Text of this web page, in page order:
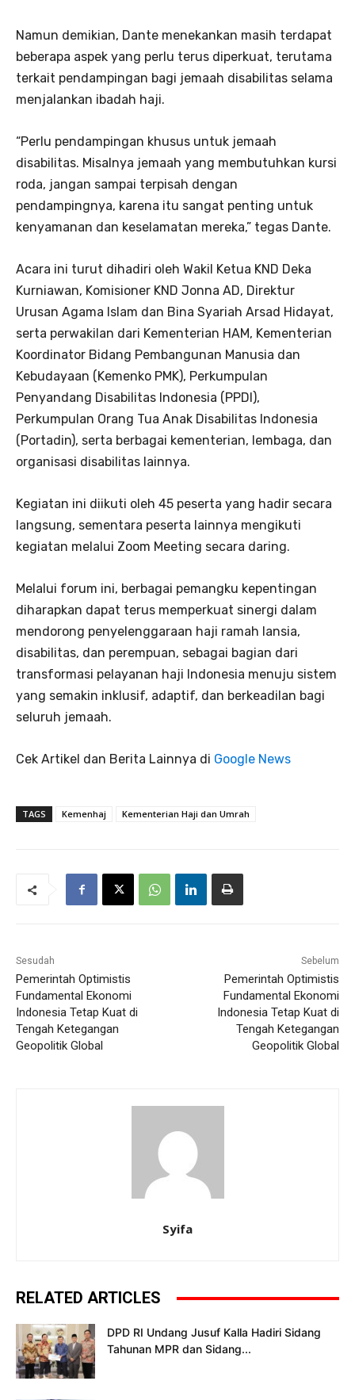
Namun demikian, Dante menekankan masih terdapat
beberapa aspek yang perlu terus diperkuat, terutama
terkait pendampingan bagi jemaah disabilitas selama
menjalankan ibadah haji.
“Perlu pendampingan khusus untuk jemaah
disabilitas. Misalnya jemaah yang membutuhkan kursi
roda, jangan sampai terpisah dengan
pendampingnya, karena itu sangat penting untuk
kenyamanan dan keselamatan mereka,” tegas Dante.
Acara ini turut dihadiri oleh Wakil Ketua KND Deka
Kurniawan, Komisioner KND Jonna AD, Direktur
Urusan Agama Islam dan Bina Syariah Arsad Hidayat,
serta perwakilan dari Kementerian HAM, Kementerian
Koordinator Bidang Pembangunan Manusia dan
Kebudayaan (Kemenko PMK), Perkumpulan
Penyandang Disabilitas Indonesia (PPDI),
Perkumpulan Orang Tua Anak Disabilitas Indonesia
(Portadin), serta berbagai kementerian, lembaga, dan
organisasi disabilitas lainnya.
Kegiatan ini diikuti oleh 45 peserta yang hadir secara
langsung, sementara peserta lainnya mengikuti
kegiatan melalui Zoom Meeting secara daring.
Melalui forum ini, berbagai pemangku kepentingan
diharapkan dapat terus memperkuat sinergi dalam
mendorong penyelenggaraan haji ramah lansia,
disabilitas, dan perempuan, sebagai bagian dari
transformasi pelayanan haji Indonesia menuju sistem
yang semakin inklusif, adaptif, dan berkeadilan bagi
seluruh jemaah.
Cek Artikel dan Berita Lainnya di Google News
TAGS Kemenhaj Kementerian Haji dan Umrah
Sesudah
Pemerintah Optimistis
Fundamental Ekonomi
Indonesia Tetap Kuat di
Tengah Ketegangan
Geopolitik Global
Sebelum
Pemerintah Optimistis
Fundamental Ekonomi
Indonesia Tetap Kuat di
Tengah Ketegangan
Geopolitik Global
Syifa
RELATED ARTICLES
DPD RI Undang Jusuf Kalla Hadiri Sidang
Tahunan MPR dan Sidang...